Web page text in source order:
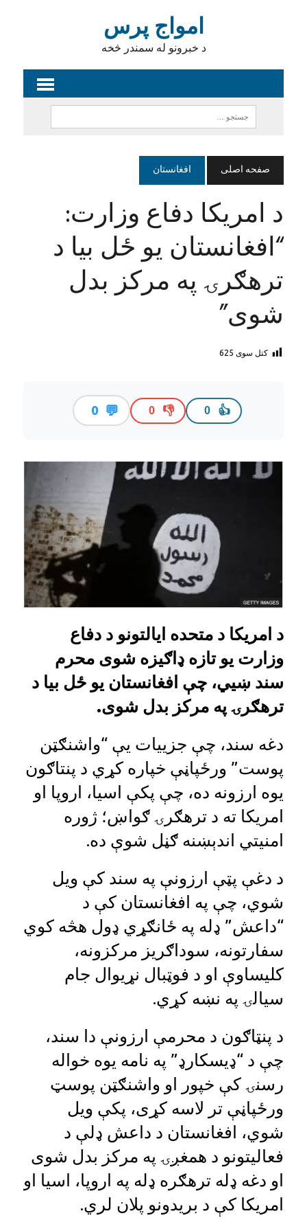
امواج پرس
د خبرونو له سمندر څخه
صفحه اصلی افغانستان
د امریکا دفاع وزارت:
“افغانستان یو ځل بیا د
ترهګرۍ په مرکز بدل
شوی”
کتل سوی 625
👍
0
👎
0
💬
0
د امریکا د متحده ایالتونو د دفاع
وزارت یو تازه ډاګیزه شوی محرم
سند ښيي، چې افغانستان یو ځل بیا د
ترهګرۍ په مرکز بدل شوی.
دغه سند، چې جزییات یې “واشنګټن
پوست” ورځپاڼې خپاره کړي د پنتاګون
یوه ارزونه ده، چې پکې اسیا، اروپا او
امریکا ته د ترهګرۍ ګواښ؛ ژوره
امنیتي اندېښنه ګڼل شوې ده.
د دغې پټې ارزونې په سند کې ویل
شوي، چې په افغانستان کې د
“داعش” ډله په ځانګړي ډول هڅه کوي
سفارتونه، سوداګریز مرکزونه،
کلیساوې او د فوټبال نړیوال جام
سیالۍ په نښه کړي.
د پنټاګون د محرمې ارزونې دا سند،
چې د “ډیسکارډ” په نامه یوه خواله
رسنۍ کې خپور او واشنګټن پوسټ
ورځپاڼې تر لاسه کړی، پکې ویل
شوي، افغانستان د داعش ډلې د
فعالیتونو د همغږۍ په مرکز بدل شوی
او دغه ډله ترهګره ډله په اروپا، اسیا او
امریکا کې د بریدونو پلان لري.